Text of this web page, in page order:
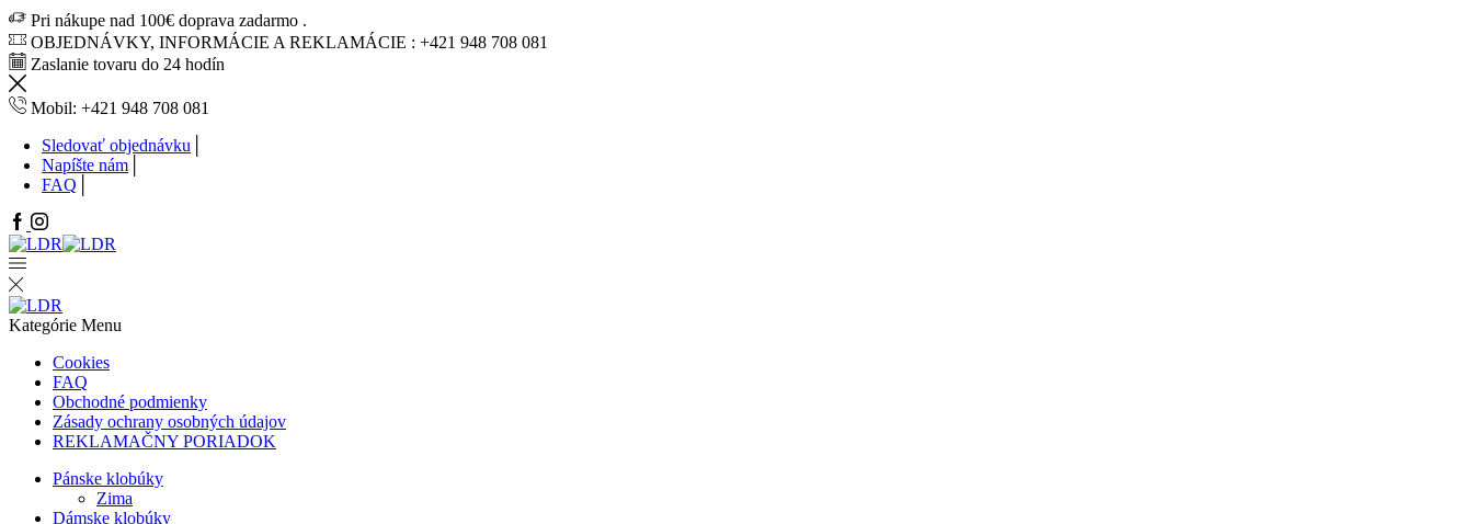
Pri nákupe nad 100€ doprava zadarmo .
OBJEDNÁVKY, INFORMÁCIE A REKLAMÁCIE : +421 948 708 081
Zaslanie tovaru do 24 hodín
Mobil: +421 948 708 081
Sledovať objednávku
Napíšte nám
FAQ
Facebook
Instagram
Kategórie Menu
Cookies
FAQ
Obchodné podmienky
Zásady ochrany osobných údajov
REKLAMAČNY PORIADOK
Pánske klobúky
Zima
Dámske klobúky